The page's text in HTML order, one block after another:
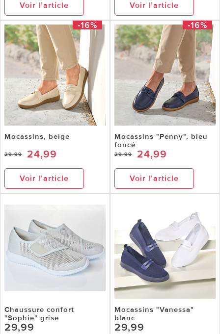
Voir l’article Voir l’article
-16%
Mocassins, beige
29,99 24,99
Voir l’article
-16%
Mocassins "Penny", bleu
foncé
29,99 24,99
Voir l’article
Chaussure confort
"Sophie" grise
29,99
Mocassins "Vanessa"
blanc
29,99